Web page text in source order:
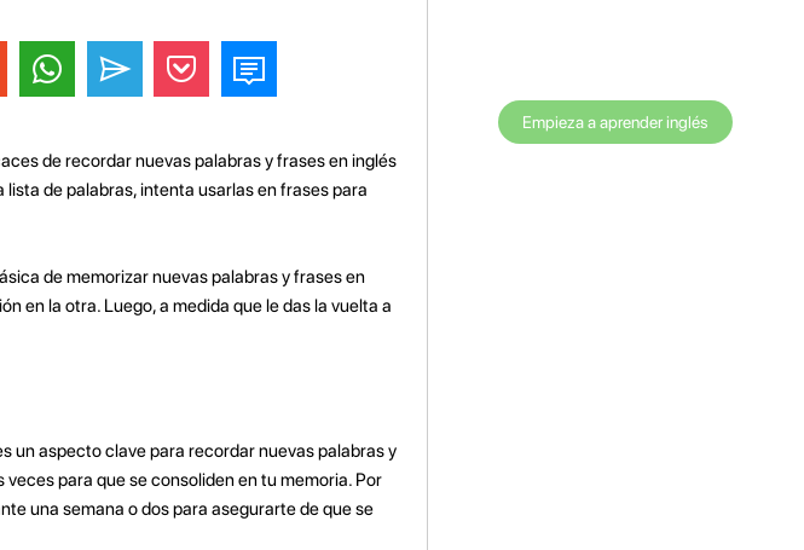
de recordar nuevas palabras y frases en inglés
de palabras, intenta usarlas en frases para
de memorizar nuevas palabras y frases en
en la otra. Luego, a medida que le das la vuelta a
un aspecto clave para recordar nuevas palabras y
para que se consoliden en tu memoria. Por
una semana o dos para asegurarte de que se
Empieza a aprender inglés